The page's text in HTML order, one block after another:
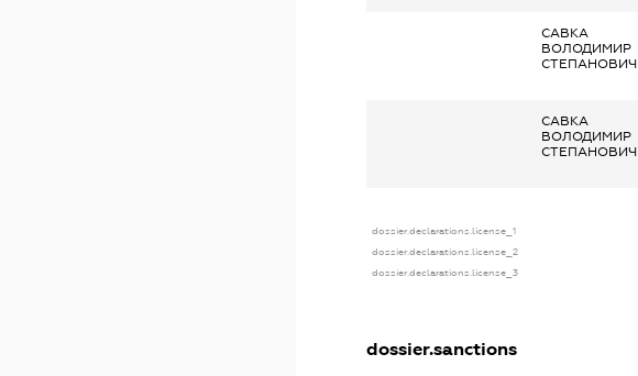
САВКА
ВОЛОДИМИР
СТЕПАНОВИЧ
САВКА
ВОЛОДИМИР
СТЕПАНОВИЧ
dossier.declarations.license_1
dossier.declarations.license_2
dossier.declarations.license_3
dossier.sanctions